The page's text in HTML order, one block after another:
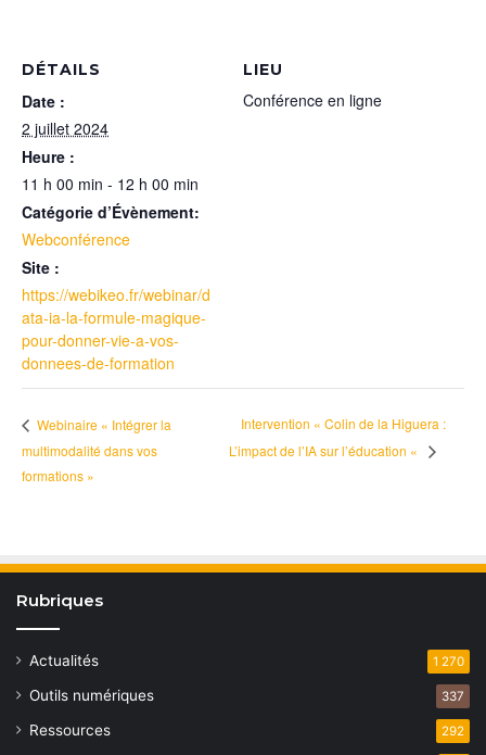
DÉTAILS
Date :
2 juillet 2024
Heure :
11 h 00 min - 12 h 00 min
Catégorie d’Évènement:
Webconférence
Site :
https://webikeo.fr/webinar/d
ata-ia-la-formule-magique-
pour-donner-vie-a-vos-
donnees-de-formation
LIEU
Conférence en ligne
Webinaire « Intégrer la
multimodalité dans vos
formations »
Intervention « Colin de la Higuera :
L’impact de l’IA sur l’éducation «
Rubriques
Actualités 1 270
Outils numériques 337
Ressources 292